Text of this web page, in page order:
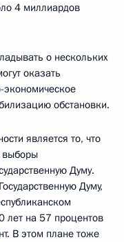
4 миллиардов
о нескольких
оказать
экономическое
обстановки.
является то, что
выборы
Думу.
Думу,
лет на 57 процентов
В этом плане тоже